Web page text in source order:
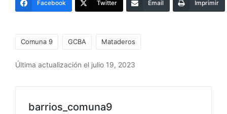
Facebook Twitter Email Imprimir
Comuna 9 GCBA Mataderos
Última actualización el julio 19, 2023
barrios_comuna9